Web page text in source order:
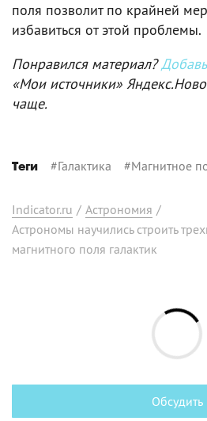
поля позволит по крайней
избавиться от этой проблемы.
Понравился материал?
«Мои источники»
чаще.
Теги #Галактика #Магнитное
Indicator.ru / Астрономия /
Астрономы научились строить
магнитного поля галактик
Обсудить